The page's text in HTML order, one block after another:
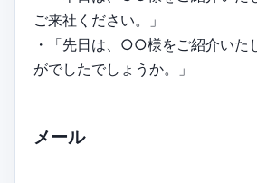
ご来社ください。」
・「先日は、○○様をご紹介いた
がでしたでしょうか。」
メール